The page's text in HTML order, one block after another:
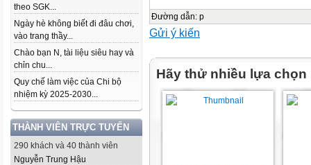
theo SGK...
Ngày hè không biết đi đâu chơi,
vào trang thầy...
Chào bạn N, tài liệu siêu hay và
chỉn chu...
Quy chế làm việc của Chi bộ
nhiệm kỳ 2025-2030...
THÀNH VIÊN TRỰC TUYẾN
290 khách và 40 thành viên
Nguyễn Trung Hậu
Đường dẫn: p
Gửi ý kiến
Hãy thử nhiều lựa chọn